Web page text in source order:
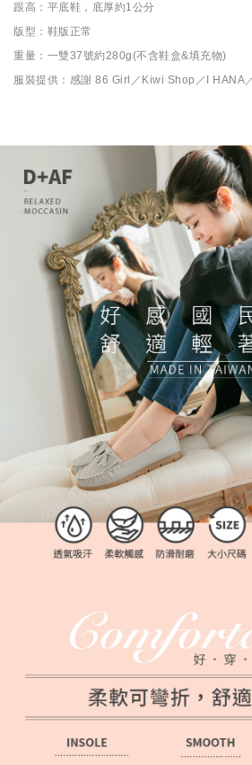
跟高：平底鞋，底厚約1公分
版型：鞋版正常
重量：一雙37號約280g(不含鞋盒&填充物)
服裝提供：感謝 86 Girl／Kiwi Shop／I HANA